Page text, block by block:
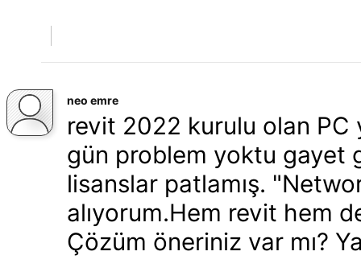
neo emre
revit 2022 kurulu olan
gün problem yoktu gayet
lisanslar patlamış.
alıyorum.Hem revit hem
Çözüm öneriniz var mı?